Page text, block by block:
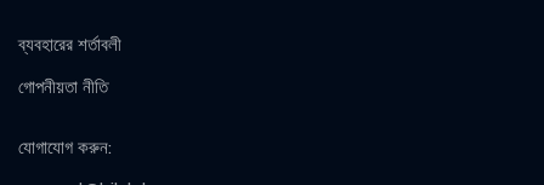
ব্যবহারের শর্তাবলী
গোপনীয়তা নীতি
যোগাযোগ করুন: